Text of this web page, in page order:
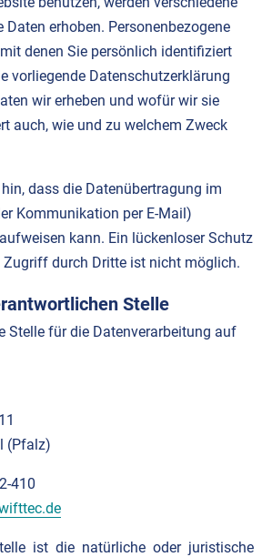
Daten erhoben. Personenbezogene
denen Sie persönlich identifiziert
vorliegende Datenschutzerklärung
wir erheben und wofür wir sie
auch, wie und zu welchem Zweck
dass die Datenübertragung im
Kommunikation per E-Mail)
kann. Ein lückenloser Schutz
Zugriff durch Dritte ist nicht möglich.
Stelle
Stelle für die Datenverarbeitung auf
(Pfalz)
410
ist die natürliche oder juristische